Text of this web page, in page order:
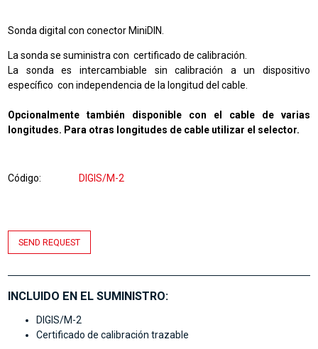
Sonda digital con conector MiniDIN.
La sonda se suministra con certificado de calibración.
La sonda es intercambiable sin calibración a un dispositivo
específico con independencia de la longitud del cable.
Opcionalmente también disponible con el cable de varias
longitudes. Para otras longitudes de cable utilizar el selector.
Código DIGIS/M-2
SEND REQUEST
INCLUIDO EN EL SUMINISTRO:
DIGIS/M-2
Certificado de calibración trazable